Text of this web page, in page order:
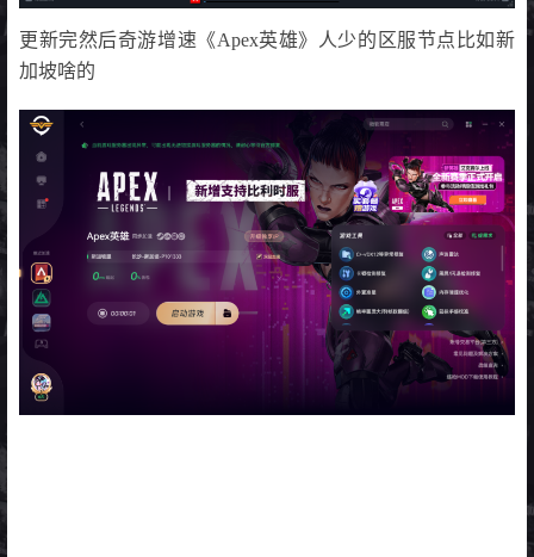
更新完然后奇游增速《Apex英雄》人少的区服节点比如新
加坡啥的